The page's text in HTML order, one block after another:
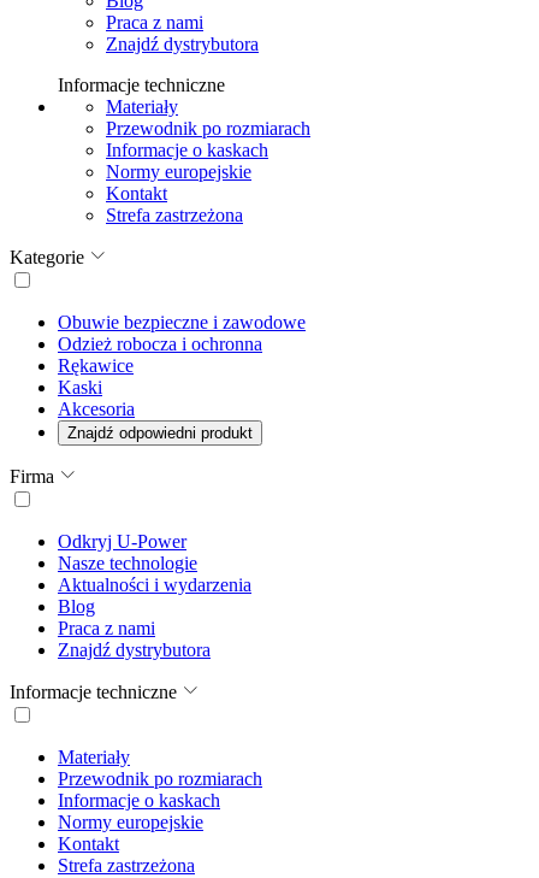
Praca z nami
Znajdź dystrybutora
Informacje techniczne
Materiały
Przewodnik po rozmiarach
Informacje o kaskach
Normy europejskie
Kontakt
Strefa zastrzeżona
Kategorie
Obuwie bezpieczne i zawodowe
Odzież robocza i ochronna
Rękawice
Kaski
Akcesoria
Znajdź odpowiedni produkt
Firma
Odkryj U-Power
Nasze technologie
Aktualności i wydarzenia
Blog
Praca z nami
Znajdź dystrybutora
Informacje techniczne
Materiały
Przewodnik po rozmiarach
Informacje o kaskach
Normy europejskie
Kontakt
Strefa zastrzeżona